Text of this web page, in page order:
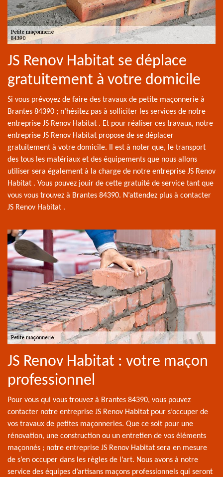
JS Renov Habitat se déplace
gratuitement à votre domicile
Si vous prévoyez de faire des travaux de petite maçonnerie à
Brantes 84390 ; n’hésitez pas à solliciter les services de notre
entreprise JS Renov Habitat . Et pour réaliser ces travaux, notre
entreprise JS Renov Habitat propose de se déplacer
gratuitement à votre domicile. Il est à noter que, le transport
des tous les matériaux et des équipements que nous allons
utiliser sera également à la charge de notre entreprise JS Renov
Habitat . Vous pouvez jouir de cette gratuité de service tant que
vous vous trouvez à Brantes 84390. N’attendez plus à contacter
JS Renov Habitat .
JS Renov Habitat : votre maçon
professionnel
Pour vous qui vous trouvez à Brantes 84390, vous pouvez
contacter notre entreprise JS Renov Habitat pour s’occuper de
vos travaux de petites maçonneries. Que ce soit pour une
rénovation, une construction ou un entretien de vos éléments
maçonnés ; notre entreprise JS Renov Habitat sera en mesure
de s’en occuper dans les règles de l’art. Nous avons à notre
service des équipes d’artisans maçons professionnels qui seront